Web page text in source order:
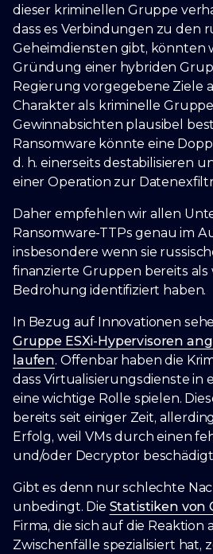
dieser kriminellen Gruppe
dass es Verbindungen zu den
Geheimdiensten gibt, könnten
Gründung einer hybriden
Regierung vorgegebene Ziele
Charakter als kriminelle
Gewinnabsichten plausibel
Ransomware könnte eine
d. h. einerseits destabilisieren
einer Operation zur
Daher empfehlen wir allen
Ransomware-TTPs genau im
insbesondere wenn sie
finanzierte Gruppen bereits als
Bedrohung identifiziert haben.
In Bezug auf Innovationen
Gruppe ESXi-Hypervisoren
laufen. Offenbar haben die
dass Virtualisierungsdienste in
eine wichtige Rolle spielen.
bereits seit einiger Zeit,
Erfolg, weil VMs durch einen
und/oder Decryptor
Gibt es denn nur schlechte
unbedingt. Die Statistiken von
Firma, die sich auf die Reaktion
Zwischenfälle spezialisiert hat,